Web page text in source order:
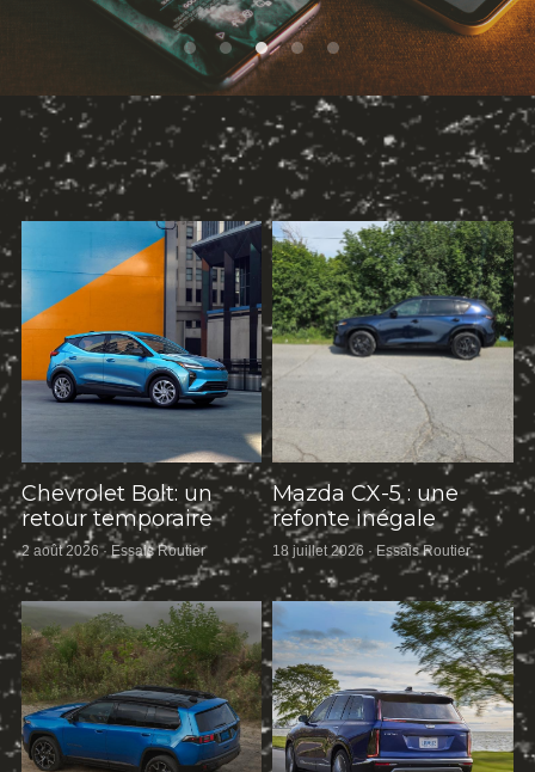
SOUMISSION RAPIDE
ASSURANCE
Chevrolet Bolt: un
retour temporaire
2 août 2026· Essais Routier
Mazda CX-5 : une
refonte inégale
18 juillet 2026 · Essais Routier
Art Automobile